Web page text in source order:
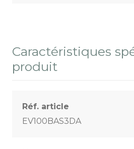
Caractéristiques
produit
Réf. article
EV100BAS3DA